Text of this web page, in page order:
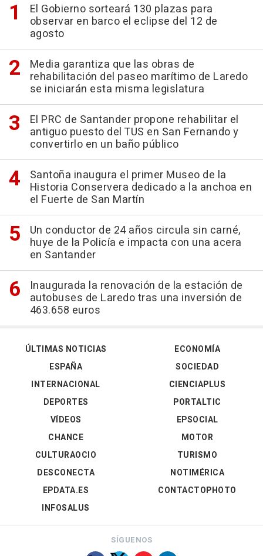
El Gobierno sorteará 130 plazas para
observar en barco el eclipse del 12 de
agosto
Media garantiza que las obras de
rehabilitación del paseo marítimo de Laredo
se iniciarán esta misma legislatura
El PRC de Santander propone rehabilitar el
antiguo puesto del TUS en San Fernando y
convertirlo en un baño público
Santoña inaugura el primer Museo de la
Historia Conservera dedicado a la anchoa en
el Fuerte de San Martín
Un conductor de 24 años circula sin carné,
huye de la Policía e impacta con una acera
en Santander
Inaugurada la renovación de la estación de
autobuses de Laredo tras una inversión de
463.658 euros
ÚLTIMAS NOTICIAS
ESPAÑA
INTERNACIONAL
DEPORTES
VÍDEOS
ECONOMÍA
SOCIEDAD
CIENCIAPLUS
PORTALTIC
EPSOCIAL
CHANCE
CULTURAOCIO
DESCONECTA
EPDATA.ES
INFOSALUS
MOTOR
TURISMO
NOTIMÉRICA
CONTACTOPHOTO
SÍGUENOS